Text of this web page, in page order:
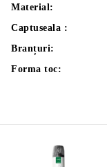
Material:
Captuseala :
Branțuri:
Forma toc: